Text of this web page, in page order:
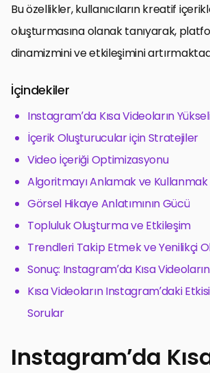
Bu özellikler, kullanıcıların kreatif
oluşturmasına olanak tanıyarak,
dinamizmini ve etkileşimini
İçindekiler
Instagram’da Kısa Videoların
İçerik Oluşturucular için Stratejiler
Video İçeriği Optimizasyonu
Algoritmayı Anlamak ve Kullanmak
Görsel Hikaye Anlatımının Gücü
Topluluk Oluşturma ve Etkileşim
Trendleri Takip Etmek ve Yenilikçi
Sonuç: Instagram’da Kısa
Kısa Videoların Instagram’daki
Sorular
Instagram’da